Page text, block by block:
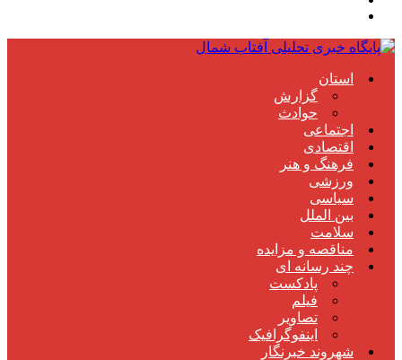
استان
گزارش
حوادث
اجتماعی
اقتصادی
فرهنگ و هنر
ورزشی
سیاسی
بین الملل
سلامت
مناقصه و مزایده
چند رسانه ای
پادکست
فیلم
تصاویر
اینفوگرافیک
شهروند خبرنگار